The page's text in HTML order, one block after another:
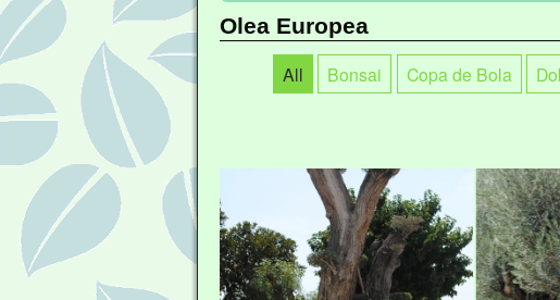
Olea Europea
All Bonsai Copa de Bola